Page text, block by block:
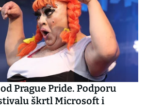
Prague Pride. Podporu
škrtl Microsoft i